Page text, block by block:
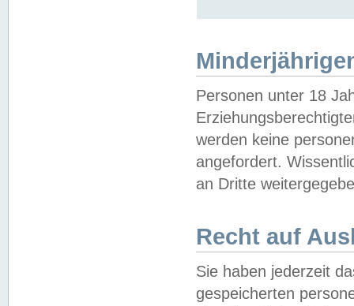
Personen unter 18
werden keine
angefordert.
an Dritte
Recht auf
Sie haben jederzeit
gespeicherten